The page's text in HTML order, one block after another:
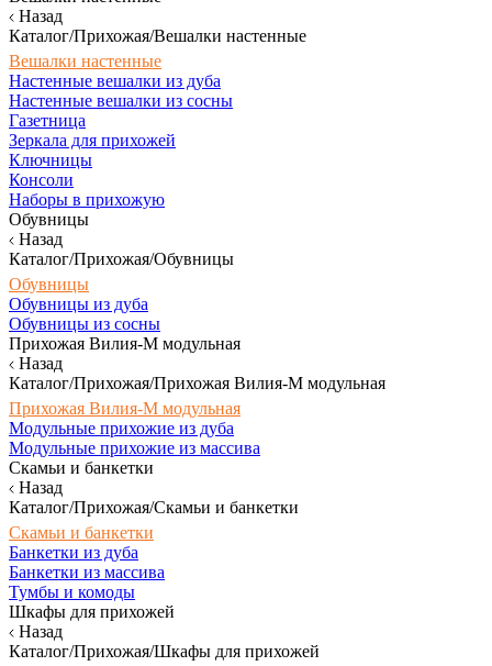
Назад
Каталог/Прихожая/Вешалки настенные
Вешалки настенные
Настенные вешалки из дуба
Настенные вешалки из сосны
Газетница
Зеркала для прихожей
Ключницы
Консоли
Наборы в прихожую
Обувницы
Назад
Каталог/Прихожая/Обувницы
Обувницы
Обувницы из дуба
Обувницы из сосны
Прихожая Вилия-М модульная
Назад
Каталог/Прихожая/Прихожая Вилия-М модульная
Прихожая Вилия-М модульная
Модульные прихожие из дуба
Модульные прихожие из массива
Скамьи и банкетки
Назад
Каталог/Прихожая/Скамьи и банкетки
Скамьи и банкетки
Банкетки из дуба
Банкетки из массива
Тумбы и комоды
Шкафы для прихожей
Назад
Каталог/Прихожая/Шкафы для прихожей